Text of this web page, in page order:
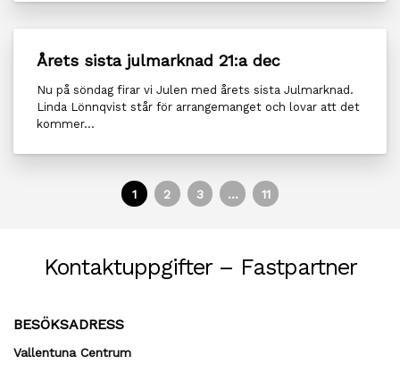
Årets sista julmarknad 21:a dec
Nu på söndag firar vi Julen med årets sista Julmarknad.
Linda Lönnqvist står för arrangemanget och lovar att det
kommer...
1 2 3 … 11
Kontaktuppgifter – Fastpartner
BESÖKSADRESS
Vallentuna Centrum